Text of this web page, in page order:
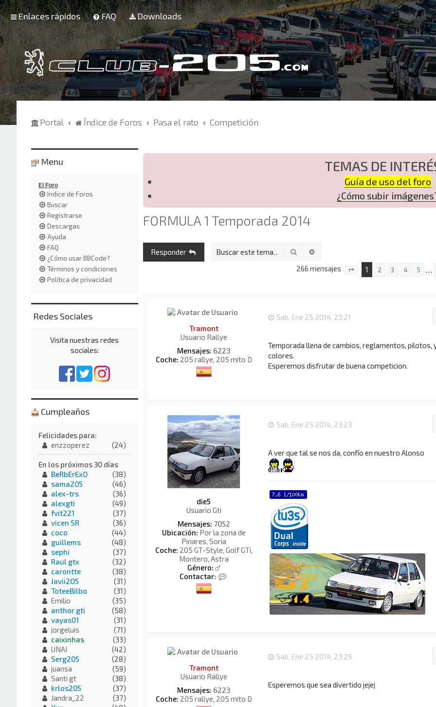
Enlaces rápidos FAQ Downloads
Portal Índice de Foros Pasa el rato Competición
TEMAS DE
Guía de uso del foro
¿Cómo subir
FORMULA 1 Temporada 2014
Responder Buscar
266 mensajes Página1 de18
1 2 3 4 5
Tramont
Usuario Rallye
Mensajes: 6223
Coche: 205 rallye, 205 mito D
Sab, Ene 25 2014, 23:21
Temporada llena de cambios, reglamentos, pilotos,
colores.
Esperemos disfrutar de buena competicion.
die5
Usuario Gti
Mensajes: 7052
Ubicación: Por la zona de
Pinares, Soria
Coche: 205 GT-Style, Golf GTi,
Montero, Astra
Género:
Contactar:
d
Sab, Ene 25 2014, 23:23
A ver que tal se nos da, confío en nuestro Alonso
Tramont
Usuario Rallye
Mensajes: 6223
Coche: 205 rallye, 205 mito D
Sab, Ene 25 2014, 23:29
Esperemos que sea divertido jejej
Menu
El Foro
Indice de Foros
Buscar
Registrarse
Descargas
Ayuda
FAQ
¿Cómo usar BBCode?
Términos y condiciones
Política de privacidad
Redes Sociales
Visita nuestras redes
sociales:
Cumpleaños
Felicidades para:
enzzoperez
(24)
En los próximos 30 días
BeRbErExO
(38)
sama205
(46)
alex-trs
(36)
alexgti
(49)
fvit221
(37)
vicen SR
(36)
coco
(44)
guillems
(48)
sephi
(37)
Raul gtx
(32)
carontte
(38)
Javii2O5
(31)
ToteeBilbo
(31)
Emilio
(35)
anthor gti
(58)
vayas01
(31)
jorgeluis
(71)
caixinhas
(33)
UNAI
(42)
Serg205
(28)
juansa
(59)
Santi gt
(38)
krlos205
(37)
Jandra_22
(37)